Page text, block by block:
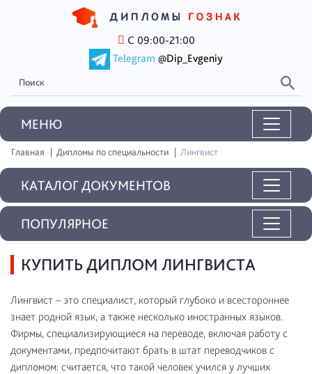
С 09:00-21:00
Telegram @Dip_Evgeniy
MEНЮ
Главная Дипломы по специальности Лингвист
КАТАЛОГ ДОКУМЕНТОВ
КУПИТЬ ДИПЛОМ ЛИНГВИСТА
Лингвист – это специалист, который глубоко и всестороннее
знает родной язык, а также несколько иностранных языков.
Фирмы, специализирующиеся на переводе, включая работу с
документами, предпочитают брать в штат переводчиков с
дипломом: считается, что такой человек учился у лучших
ПОПУЛЯРНОЕ